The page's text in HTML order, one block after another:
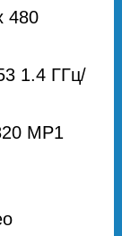
480
1.4 ГГц/
MP1